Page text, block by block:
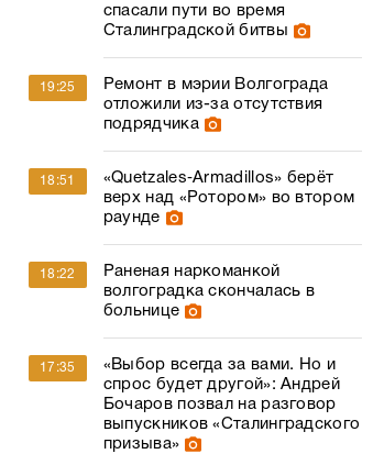
спасали пути во время
Сталинградской битвы
19:25
Ремонт в мэрии Волгограда
отложили из-за отсутствия
подрядчика
18:51
«Quetzales‑Armadillos» берёт
верх над «Ротором» во втором
раунде
18:22
Раненая наркоманкой
волгоградка скончалась в
больнице
17:35
«Выбор всегда за вами. Но и
спрос будет другой»: Андрей
Бочаров позвал на разговор
выпускников «Сталинградского
призыва»